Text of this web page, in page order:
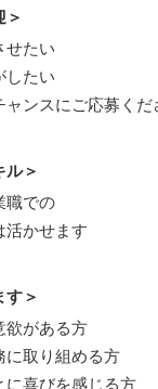
＞
せたい
したい
ンスにご応募くだ
ル＞
職での
かせます
す＞
欲がある方
に取り組める方
に喜びを感じる方